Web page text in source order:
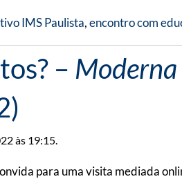
IMS Paulista,encontro com
–
às 19:15.
para uma visita mediada